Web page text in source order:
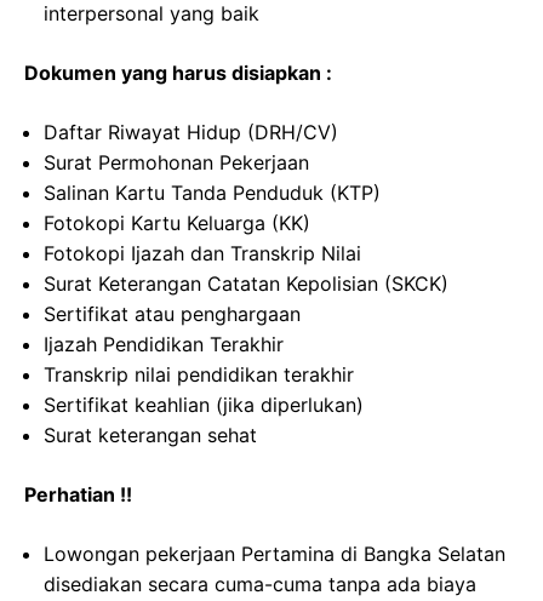
interpersonal yang baik
Dokumen yang harus disiapkan :
Daftar Riwayat Hidup (DRH/CV)
Surat Permohonan Pekerjaan
Salinan Kartu Tanda Penduduk (KTP)
Fotokopi Kartu Keluarga (KK)
Fotokopi Ijazah dan Transkrip Nilai
Surat Keterangan Catatan Kepolisian (SKCK)
Sertifikat atau penghargaan
Ijazah Pendidikan Terakhir
Transkrip nilai pendidikan terakhir
Sertifikat keahlian (jika diperlukan)
Surat keterangan sehat
Perhatian !!
Lowongan pekerjaan Pertamina di Bangka Selatan
disediakan secara cuma-cuma tanpa ada biaya